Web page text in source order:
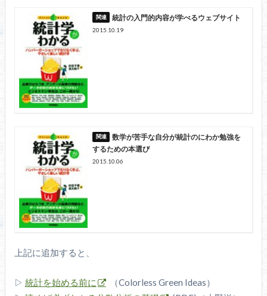
統計の入門的内容が学べるウェブサイト
2015.10.19
数学が苦手な自分が統計のにわか勉強を
するための本選び
2015.10.06
上記に追加すると、
▷ 統計を始める前に
（Colorless Green Ideas）